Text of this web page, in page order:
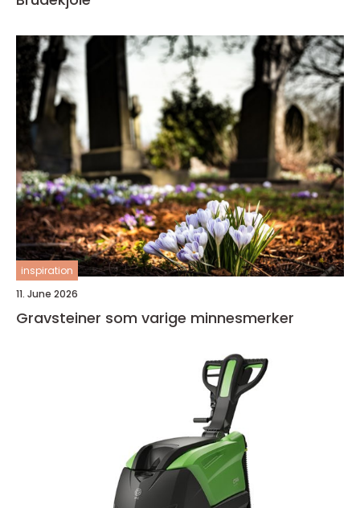
inspiration
11. June 2026
Gravsteiner som varige minnesmerker